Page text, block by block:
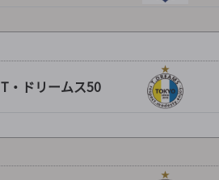
T・ドリームス50